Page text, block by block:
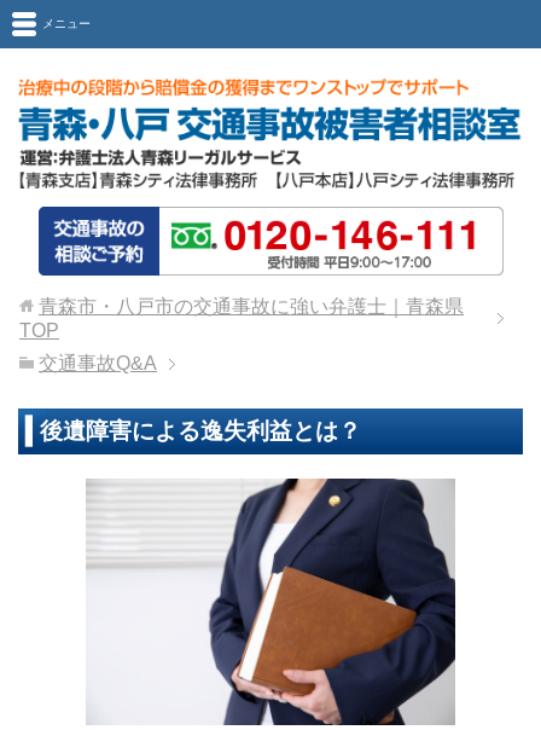
メニュー
青森市・八戸市の交通事故に強い弁護士｜青森県
TOP
交通事故Q&A
後遺障害による逸失利益とは？